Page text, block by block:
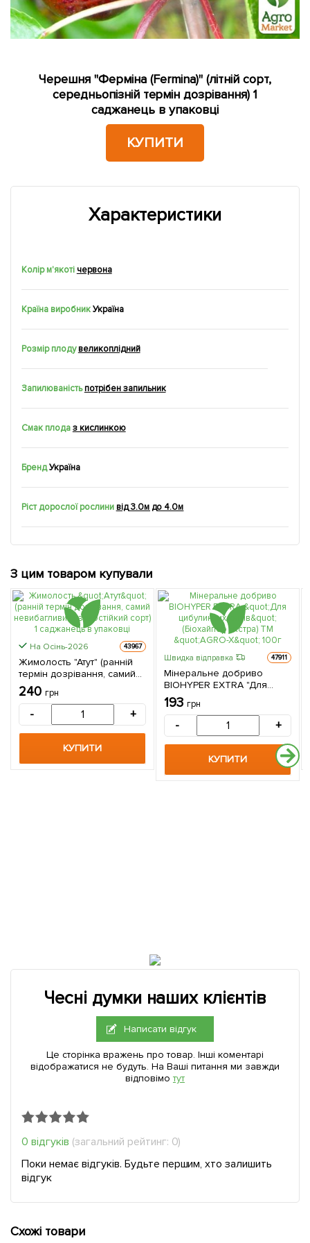
Черешня "Ферміна (Fermina)" (літній сорт,
середньопізній термін дозрівання) 1
саджанець в упаковці
КУПИТИ
Характеристики
Колір м'якоті червона
Країна виробник Україна
Розмір плодувеликоплідний
Запилюваність потрібен запильник
Смак плодаз кислинкою
БрендУкраїна
Ріст дорослої рослини від 3.0м до 4.0м
З цим товаром купували
На Осінь-2026 43967
Жимолость "Атут" (ранній
термін дозрівання, самий
невибагливий і
зимостійкий сорт) 1
саджанець в упаковці
240 грн
- +
КУПИТИ
Швидка відправка 47911
Мінеральне добриво
BIOHYPER EXTRA "Для
цибулинних квітів"
(Біохайпер Екстра) ТМ
"AGRO-X" 100г
193 грн
- +
КУПИТИ
Чесні думки наших клієнтів
Написати відгук
Це сторінка вражень про товар. Інші коментарі
відображатися не будуть. На Ваші питання ми завжди
відповімо тут
0 відгуків (загальний рейтинг: 0)
Поки немає відгуків. Будьте першим, хто залишить
відгук
Схожі товари